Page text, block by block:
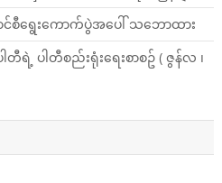
င်စီရွေးကောက်ပွဲအပေါ် သဘောထား
ပါတီစည်းရုံးရေးစာစဥ် ( ဇွန်လ ၊